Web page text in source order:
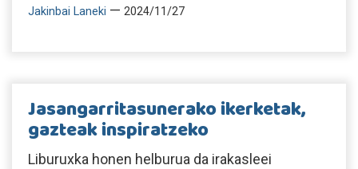
Jakinbai Laneki — 2024/11/27
Jasangarritasunerako ikerketak,
gazteak inspiratzeko
Liburuxka honen helburua da irakasleei